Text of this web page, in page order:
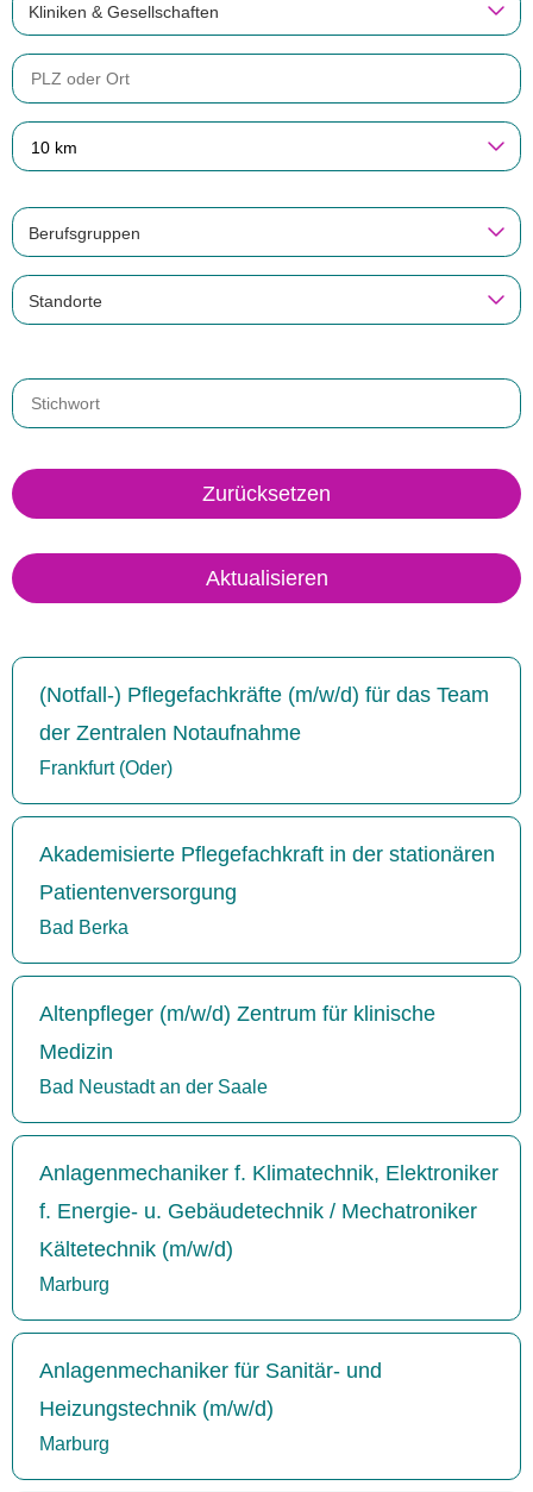
Kliniken & Gesellschaften
10 km
Berufsgruppen
Standorte
Zurücksetzen
Aktualisieren
(Notfall-) Pflegefachkräfte (m/w/d) für das Team
der Zentralen Notaufnahme
Frankfurt (Oder)
Akademisierte Pflegefachkraft in der stationären
Patientenversorgung
Bad Berka
Altenpfleger (m/w/d) Zentrum für klinische
Medizin
Bad Neustadt an der Saale
Anlagenmechaniker f. Klimatechnik, Elektroniker
f. Energie- u. Gebäudetechnik / Mechatroniker
Kältetechnik (m/w/d)
Marburg
Anlagenmechaniker für Sanitär- und
Heizungstechnik (m/w/d)
Marburg